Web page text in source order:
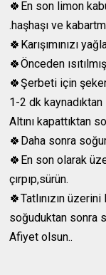
🍀En son limon
.haşhaşı ve
🍀Karışımınızı
🍀Önceden
🍀Şerbeti için
1-2 dk kaynadıktan
Altını kapattıktan
🍀Daha sonra
🍀En son olarak
çırpıp,sürün.
🍀Tatlınızın
soğuduktan sonra
Afiyet olsun..